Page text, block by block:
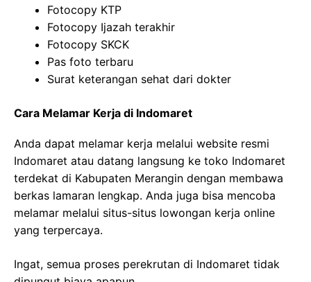
Fotocopy KTP
Fotocopy Ijazah terakhir
Fotocopy SKCK
Pas foto terbaru
Surat keterangan sehat dari dokter
Cara Melamar Kerja di Indomaret
Anda dapat melamar kerja melalui website resmi
Indomaret atau datang langsung ke toko Indomaret
terdekat di Kabupaten Merangin dengan membawa
berkas lamaran lengkap. Anda juga bisa mencoba
melamar melalui situs-situs lowongan kerja online
yang terpercaya.
Ingat, semua proses perekrutan di Indomaret tidak